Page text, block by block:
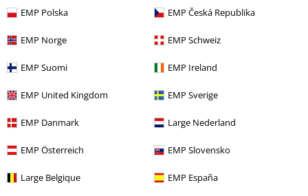
EMP Polska EMP Česká Republika
EMP Norge EMP Schweiz
EMP Suomi EMP Ireland
EMP United Kingdom EMP Sverige
EMP Danmark Large Nederland
EMP Österreich EMP Slovensko
Large Belgique EMP España
%
Kč 409,00
Vinylová figurka č.818
Funko Pop!
% Nášivky
Kč 1.087,00
Stormtrooper - Join The Empire